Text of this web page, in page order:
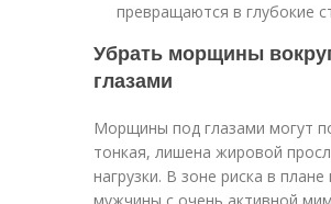
превращаются в глубокие
Убрать морщины
глазами
Морщины под глазами могут
тонкая, лишена жировой
нагрузки. В зоне риска в